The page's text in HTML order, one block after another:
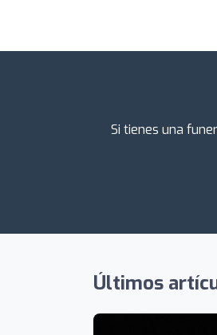
Si tienes una
Últimos